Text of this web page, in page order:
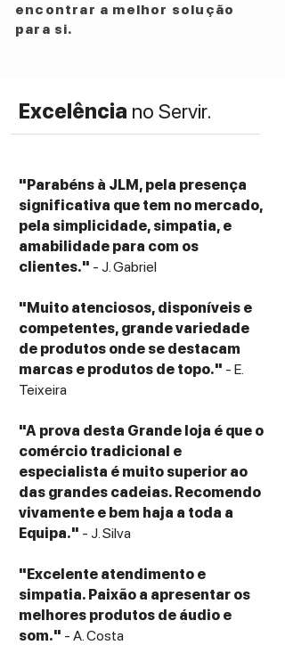
encontrar a melhor solução
para si.
Excelência no Servir.
"Parabéns à JLM, pela presença
significativa que tem no mercado,
pela simplicidade, simpatia, e
amabilidade para com os
clientes." - J. Gabriel
"Muito atenciosos, disponíveis e
competentes, grande variedade
de produtos onde se destacam
marcas e produtos de topo." - E.
Teixeira
"A prova desta Grande loja é que o
comércio tradicional e
especialista é muito superior ao
das grandes cadeias. Recomendo
vivamente e bem haja a toda a
Equipa." - J. Silva
"Excelente atendimento e
simpatia. Paixão a apresentar os
melhores produtos de áudio e
som." - A. Costa